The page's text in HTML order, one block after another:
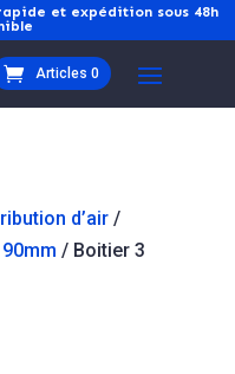
et expédition sous 48h
Articles 0
d’air/
/ Boitier 3